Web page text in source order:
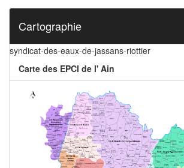
Cartographie
syndicat-des-eaux-de-jassans-riottier
Carte des EPCI de l' Ain